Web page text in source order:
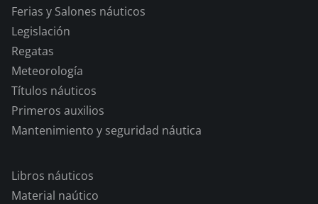
Ferias y Salones náuticos
Legislación
Regatas
Meteorología
Títulos náuticos
Primeros auxilios
Mantenimiento y seguridad náutica
Libros náuticos
Material naútico